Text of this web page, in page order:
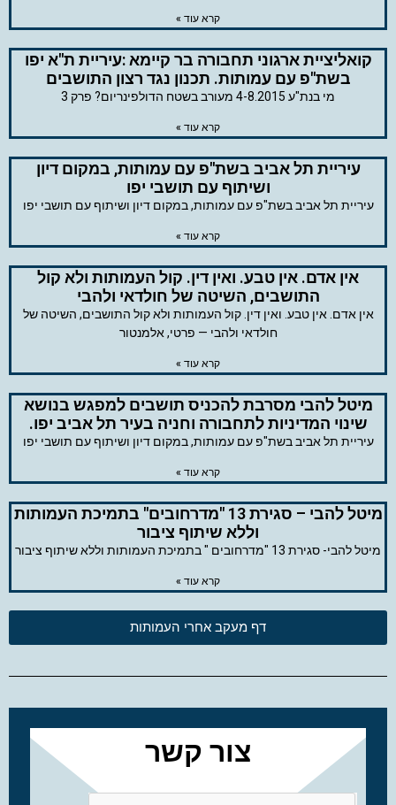
קרא עוד »
קואליציית ארגוני תחבורה בר קיימא :עיריית ת"א יפו
בשת"פ עם עמותות. תכנון נגד רצון התושבים
מי בנת"ע 4-8.2015 מעורב בשטח הדולפינריום? פרק 3
קרא עוד »
עיריית תל אביב בשת"פ עם עמותות, במקום דיון
ושיתוף עם תושבי יפו
עיריית תל אביב בשת"פ עם עמותות, במקום דיון ושיתוף עם תושבי יפו
קרא עוד »
אין אדם. אין טבע. ואין דין. קול העמותות ולא קול
התושבים, השיטה של חולדאי ולהבי
אין אדם. אין טבע. ואין דין. קול העמותות ולא קול התושבים, השיטה של
חולדאי ולהבי — פרטי, אלמנטור
קרא עוד »
מיטל להבי מסרבת להכניס תושבים למפגש בנושא
שינוי המדיניות לתחבורה וחניה בעיר תל אביב יפו.
עיריית תל אביב בשת"פ עם עמותות, במקום דיון ושיתוף עם תושבי יפו
קרא עוד »
מיטל להבי – סגירת 13 "מדרחובים" בתמיכת העמותות
וללא שיתוף ציבור
מיטל להבי- סגירת 13 "מדרחובים " בתמיכת העמותות וללא שיתוף ציבור
קרא עוד »
דף מעקב אחרי העמותות
צור קשר